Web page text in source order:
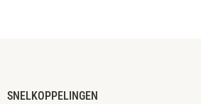
SNELKOPPELINGEN